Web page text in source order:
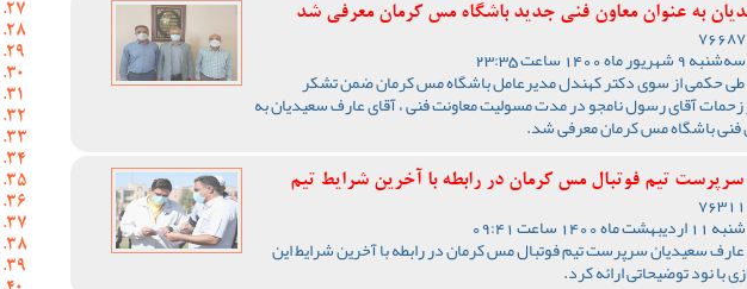
به عنوان معاون فنی جدید باشگاه مس کرمان معرفی شد
76687
سه‌شنبه 9 شهریور ماه 1400 ساعت 23:35
طی حکمی از سوی دکتر کهندل مدیرعامل باشگاه مس کرمان ضمن تشکر
زحمات آقای رسول نامجو در مدت مسولیت معاونت فنی ، آقای عارف سعیدیان به
فنی باشگاه مس کرمان معرفی شد.
تیم فوتبال مس کرمان در رابطه با آخرین شرایط تیم
شنبه 11 اردیبهشت ماه 1400 ساعت 09:41
عارف سعیدیان سرپرست تیم فوتبال مس کرمان در رابطه با آخرین شرایط این
با نود توضیحاتی ارائه کرد.